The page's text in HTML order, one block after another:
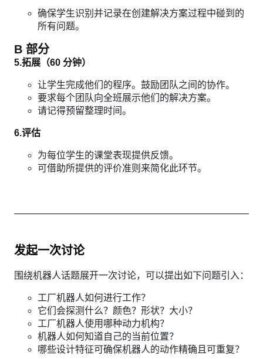
确保学生识别并记录在创建解决方案过程中碰到的
所有问题。
B 部分
5.拓展（60 分钟）
让学生完成他们的程序。鼓励团队之间的协作。
要求每个团队向全班展示他们的解决方案。
请记得预留整理时间。
6.评估
为每位学生的课堂表现提供反馈。
可借助所提供的评价准则来简化此环节。
发起一次讨论
围绕机器人话题展开一次讨论，可以提出如下问题引入：
工厂机器人如何进行工作？
它们会探测什么？颜色？形状？大小？
工厂机器人使用哪种动力机构？
机器人如何知道自己的当前位置？
哪些设计特征可确保机器人的动作精确且可重复？